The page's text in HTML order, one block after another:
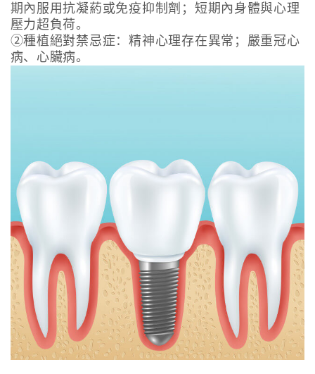
期內服用抗凝葯或免疫抑制劑；短期內身體與心理
壓力超負荷。
②種植絕對禁忌症：精神心理存在異常；嚴重冠心
病、心臟病。